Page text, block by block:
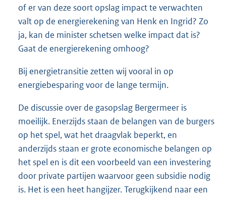
of er van deze soort opslag impact te verwachten
valt op de energierekening van Henk en Ingrid? Zo
ja, kan de minister schetsen welke impact dat is?
Gaat de energierekening omhoog?
Bij energietransitie zetten wij vooral in op
energiebesparing voor de lange termijn.
De discussie over de gasopslag Bergermeer is
moeilijk. Enerzijds staan de belangen van de burgers
op het spel, wat het draagvlak beperkt, en
anderzijds staan er grote economische belangen op
het spel en is dit een voorbeeld van een investering
door private partijen waarvoor geen subsidie nodig
is. Het is een heet hangijzer. Terugkijkend naar een